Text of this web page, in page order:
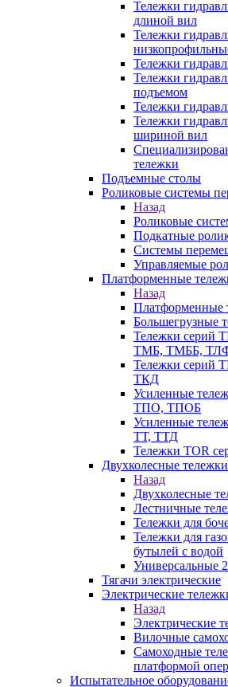
Тележки
длиной вил
Тележки
Тележки
Тележки
подъемом
Тележки
Тележки
шириной вил
тележки
Подъемные столы
Роликовые системы
Назад
Роликовые
Подкатные
Системы
Управляемые
Платформенные
Назад
Платформенные
Большегрузные
Тележки
ТМБ, ТМББ,
Тележки серий
ТКД
Усиленные
ТПО, ТПОБ
Усиленные
ТТ, ТТД
Тележки TOR
Двухколесные тележки
Назад
Двухколесные
Лестничные
Тележки для
Тележки для
бутылей с водой
Универсальные
Тягачи электрические
Электрические
Назад
Электрические
Вилочные
Самоходные
платформой
Испытательное